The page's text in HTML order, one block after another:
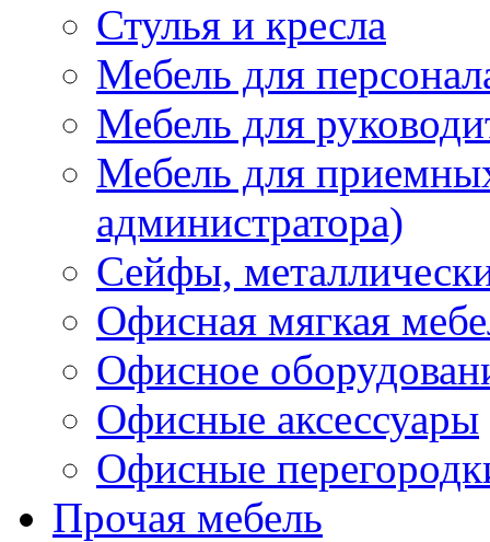
Стулья и кресла
Мебель для
Мебель для
Мебель для
администратора)
Сейфы,
Офисная мягкая
Офисное
Офисные аксессуары
Офисные
Прочая мебель